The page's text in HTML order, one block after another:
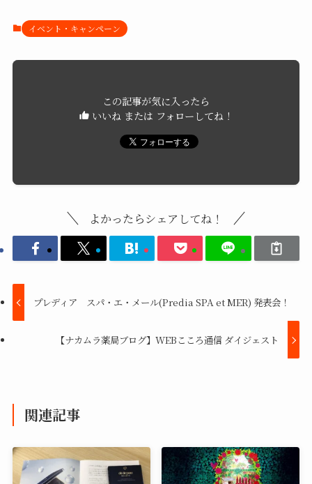
イベント・キャンペーン
この記事が気に入ったら
いいね または フォローしてね！
よかったらシェアしてね！
プレディア スパ・エ・メール(Predia SPA et MER) 発表会！
【ナカムラ薬局ブログ】WEBこころ通信 ダイジェスト
関連記事